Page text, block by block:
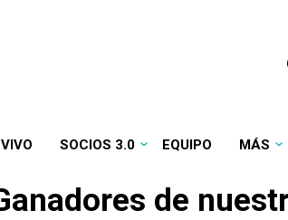
SOCIOS 3.0 EQUIPO MÁS
de